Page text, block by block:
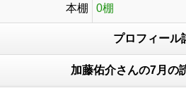
本棚 0棚
プロフィール
加藤佑介さんの7月の